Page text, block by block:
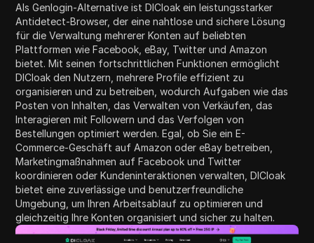
Als Genlogin-Alternative ist DICloak ein leistungsstarker
Antidetect-Browser, der eine nahtlose und sichere Lösung
für die Verwaltung mehrerer Konten auf beliebten
Plattformen wie Facebook, eBay, Twitter und Amazon
bietet. Mit seinen fortschrittlichen Funktionen ermöglicht
DICloak den Nutzern, mehrere Profile effizient zu
organisieren und zu betreiben, wodurch Aufgaben wie das
Posten von Inhalten, das Verwalten von Verkäufen, das
Interagieren mit Followern und das Verfolgen von
Bestellungen optimiert werden. Egal, ob Sie ein E-
Commerce-Geschäft auf Amazon oder eBay betreiben,
Marketingmaßnahmen auf Facebook und Twitter
koordinieren oder Kundeninteraktionen verwalten, DICloak
bietet eine zuverlässige und benutzerfreundliche
Umgebung, um Ihren Arbeitsablauf zu optimieren und
gleichzeitig Ihre Konten organisiert und sicher zu halten.